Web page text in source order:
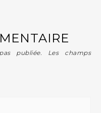
publiée.
Les champs